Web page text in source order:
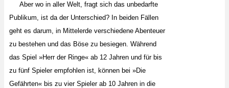
Aber wo in aller Welt, fragt sich das unbedarfte
Publikum, ist da der Unterschied? In beiden Fällen
geht es darum, in Mittelerde verschiedene Abenteuer
zu bestehen und das Böse zu besiegen. Während
das Spiel »Herr der Ringe« ab 12 Jahren und für bis
zu fünf Spieler empfohlen ist, können bei »Die
Gefährten« bis zu vier Spieler ab 10 Jahren in die